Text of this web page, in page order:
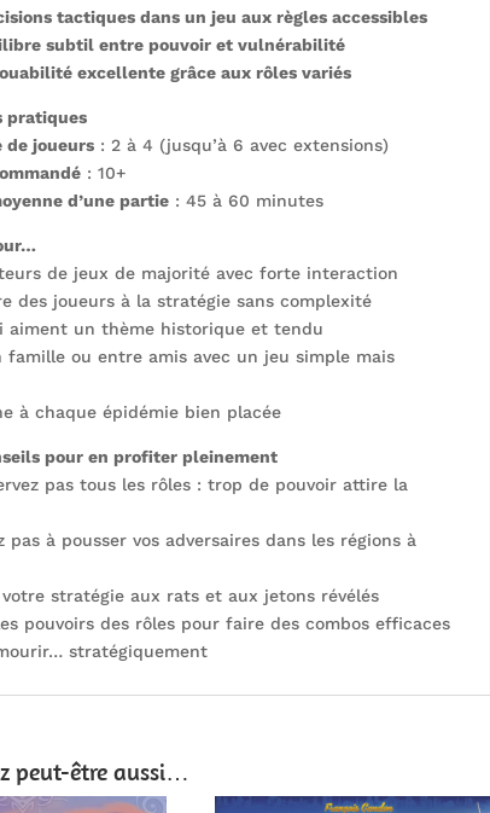
tactiques dans un jeu aux règles accessibles
subtil entre pouvoir et vulnérabilité
excellente grâce aux rôles variés
pratiques
de joueurs : 2 à 4 (jusqu’à 6 avec extensions)
: 10+
d’une partie : 45 à 60 minutes
de jeux de majorité avec forte interaction
des joueurs à la stratégie sans complexité
aiment un thème historique et tendu
famille ou entre amis avec un jeu simple mais
à chaque épidémie bien placée
pour en profiter pleinement
pas tous les rôles : trop de pouvoir attire la
pas à pousser vos adversaires dans les régions à
votre stratégie aux rats et aux jetons révélés
pouvoirs des rôles pour faire des combos efficaces
stratégiquement
peut-être aussi…